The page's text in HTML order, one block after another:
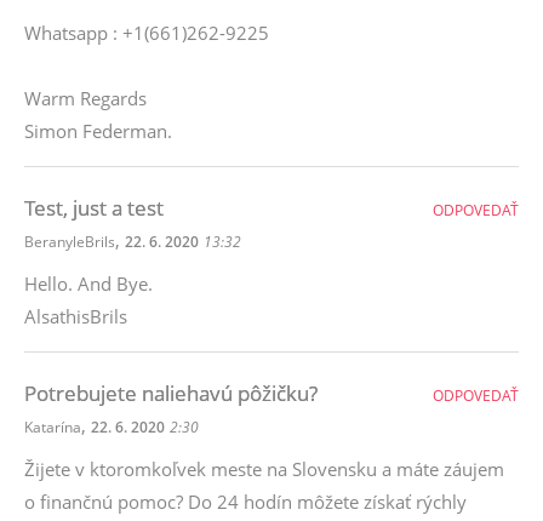
Whatsapp : +1(661)262-9225
Warm Regards
Simon Federman.
Test, just a test
BeranyleBrils, 22. 6. 2020 13:32
Hello. And Bye.
AlsathisBrils
ODPOVEDAŤ
Potrebujete naliehavú pôžičku?
Katarína, 22. 6. 2020 2:30
Žijete v ktoromkoľvek meste na Slovensku a máte záujem
o finančnú pomoc? Do 24 hodín môžete získať rýchly
ODPOVEDAŤ